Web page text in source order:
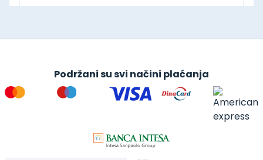
Podržani su svi načini plaćanja